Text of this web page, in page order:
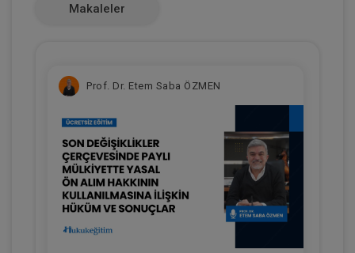
Makaleler
Prof. Dr. Etem Saba ÖZMEN